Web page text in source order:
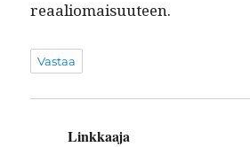
reaaliomaisuuteen.
Vastaa
Linkkaaja